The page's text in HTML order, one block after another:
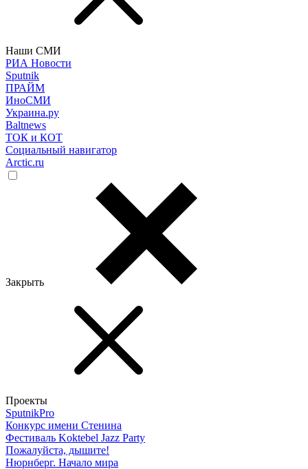
Наши СМИ
РИА Новости
Sputnik
ПРАЙМ
ИноСМИ
Украина.ру
Baltnews
ТОК и КОТ
Социальный навигатор
Arctic.ru
Закрыть
Проекты
SputnikPro
Конкурс имени Стенина
Фестиваль Koktebel Jazz Party
Пожалуйста, дышите!
Нюрнберг. Начало мира